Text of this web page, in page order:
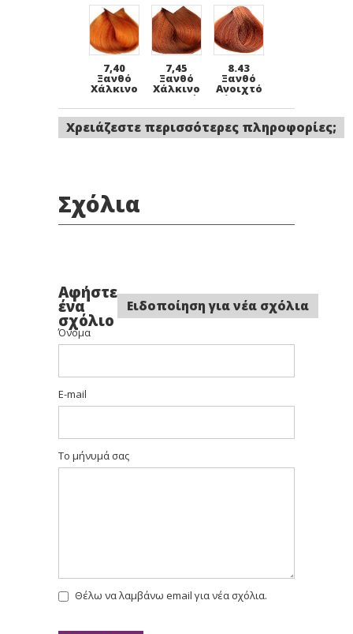
7,40
Ξανθό
Χάλκινο
7,45
Ξανθό
Χάλκινο
Ακαζού
8.43
Ξανθό
Ανοιχτό
Χάλκινο
Ντορε
Χρειάζεστε περισσότερες πληροφορίες;
Σχόλια
Αφήστε
ένα
σχόλιο
Ειδοποίηση για νέα σχόλια
Όνομα
E-mail
Το μήνυμά σας
Θέλω να λαμβάνω email για νέα σχόλια.